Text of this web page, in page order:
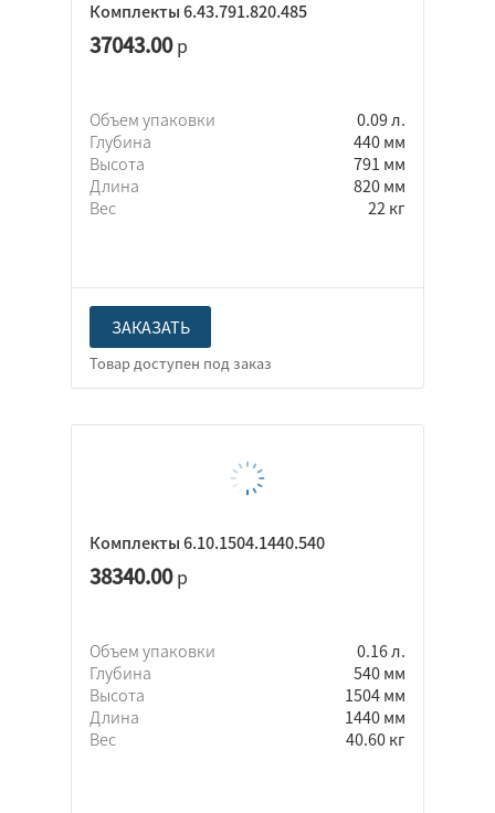
Комплекты 6.43.791.820.485
37043.00р
Объем упаковки
0.09 л.
Глубина
440 мм
Высота
791 мм
Длина
820 мм
Вес
22 кг
ЗАКАЗАТЬ
Комплекты 6.10.1504.1440.540
38340.00р
Объем упаковки
0.16 л.
Глубина
540 мм
Высота
1504 мм
Длина
1440 мм
Вес
40.60 кг